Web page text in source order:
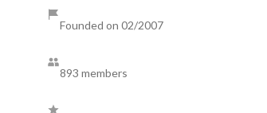
Founded on 02/2007
893 members